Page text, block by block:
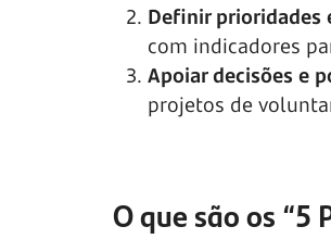
Definir prioridades
com indicadores
Apoiar decisões e
projetos de
O que são os “5